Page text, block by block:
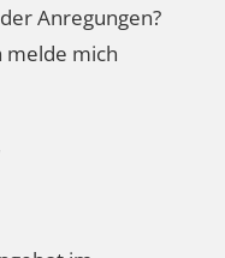
Anregungen?
melde mich